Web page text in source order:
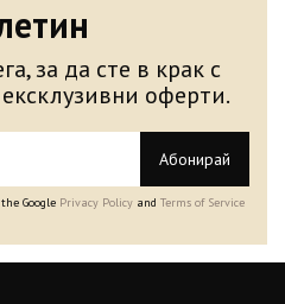
за да сте в крак с
оферти.
Абонирай
Google Privacy Policy and Terms of Service